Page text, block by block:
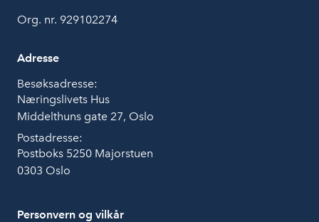
Org. nr. 929102274
Adresse
Besøksadresse:
Næringslivets Hus
Middelthuns gate 27, Oslo
Postadresse:
Postboks 5250 Majorstuen
0303 Oslo
Personvern og vilkår